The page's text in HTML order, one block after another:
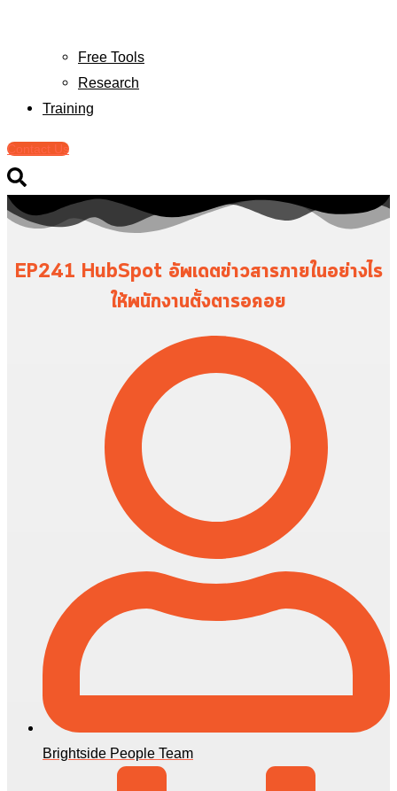
Free Tools
Research
Training
Contact Us
EP241 HubSpot อัพเดตข่าวสารภายในอย่างไร
ให้พนักงานตั้งตารอคอย
Brightside People Team